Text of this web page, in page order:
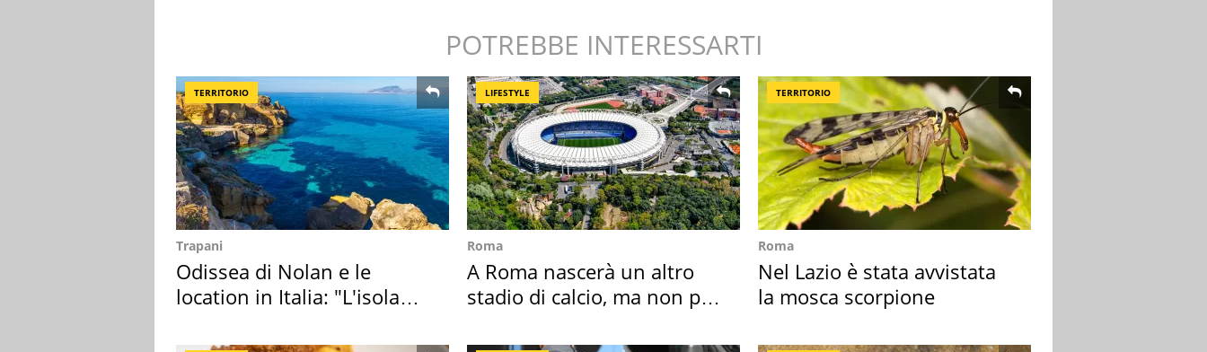
POTREBBE INTERESSARTI
TERRITORIO
Trapani
Odissea di Nolan e le
location in Italia: "L'isola
LIFESTYLE
Roma
A Roma nascerà un altro
stadio di calcio, ma non per
TERRITORIO
Roma
Nel Lazio è stata avvistata
la mosca scorpione